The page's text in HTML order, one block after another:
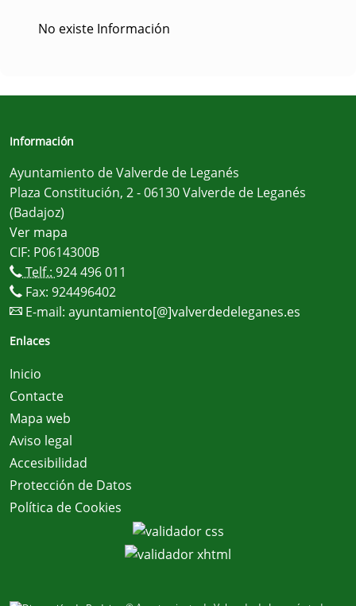
No existe Información
Información
Ayuntamiento de Valverde de Leganés
Plaza Constitución, 2 - 06130 Valverde de Leganés
(Badajoz)
Ver mapa
CIF: P0614300B
Telf.: 924 496 011
Fax: 924496402
E-mail: ayuntamiento[@]valverdedeleganes.es
Enlaces
Inicio
Contacte
Mapa web
Aviso legal
Accesibilidad
Protección de Datos
Política de Cookies